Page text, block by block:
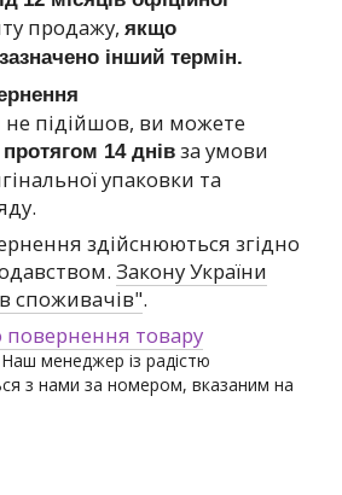
продажу, якщо
інший термін.
підійшов, ви можете
протягом 14 днів за умови
упаковки та
здійснюються згідно
Закону України
споживачів".
товару
Наш менеджер із радістю
з нами за номером, вказаним на